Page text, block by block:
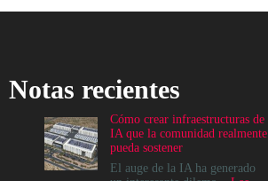
Notas recientes
Cómo crear infraestructuras de
IA que la comunidad realmente
pueda sostener
El auge de la IA ha generado